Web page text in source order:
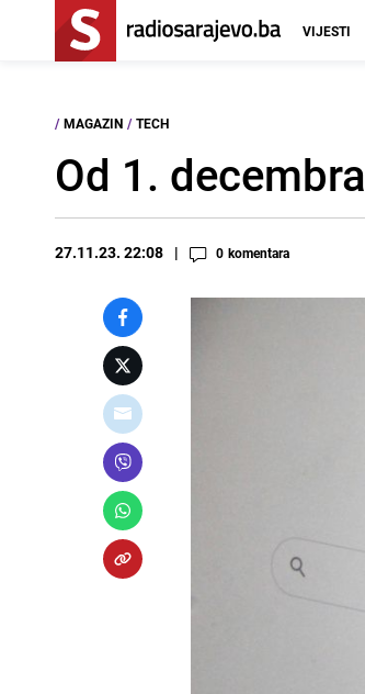
VIJESTI
/ MAGAZIN / TECH
Od 1.
27.11.23. 22:08 0 komentara